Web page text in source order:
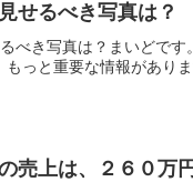
せるべき写真は？
き写真は？まいどです
っと重要な情報があり
売上は、２６０万